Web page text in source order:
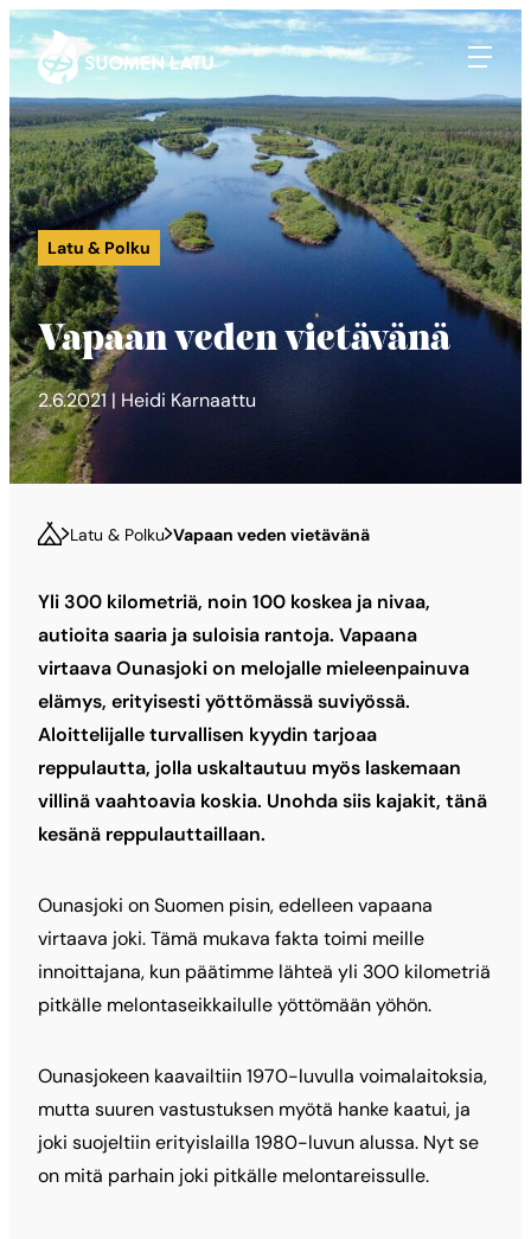
Siirry
suoraan
sisältöön
Suomen Latu
Latu & Polku
Vapaan veden vietävänä
2.6.2021 | Heidi Karnaattu
Latu & Polku Vapaan veden vietävänä
Yli 300 kilometriä, noin 100 koskea ja nivaa,
autioita saaria ja suloisia rantoja. Vapaana
virtaava Ounasjoki on melojalle mieleenpainuva
elämys, erityisesti yöttömässä suviyössä.
Aloittelijalle turvallisen kyydin tarjoaa
reppulautta, jolla uskaltautuu myös laskemaan
villinä vaahtoavia koskia. Unohda siis kajakit, tänä
kesänä reppulauttaillaan.
Ounasjoki on Suomen pisin, edelleen vapaana
virtaava joki. Tämä mukava fakta toimi meille
innoittajana, kun päätimme lähteä yli 300 kilometriä
pitkälle melontaseikkailulle yöttömään yöhön.
Ounasjokeen kaavailtiin 1970-luvulla voimalaitoksia,
mutta suuren vastustuksen myötä hanke kaatui, ja
joki suojeltiin erityislailla 1980-luvun alussa. Nyt se
on mitä parhain joki pitkälle melontareissulle.